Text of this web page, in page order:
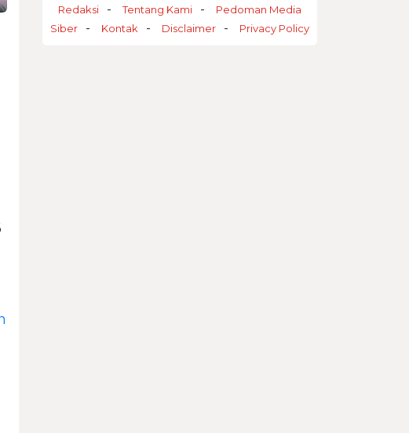
Redaksi Tentang Kami
Pedoman Media
Siber
Kontak Disclaimer Privacy Policy